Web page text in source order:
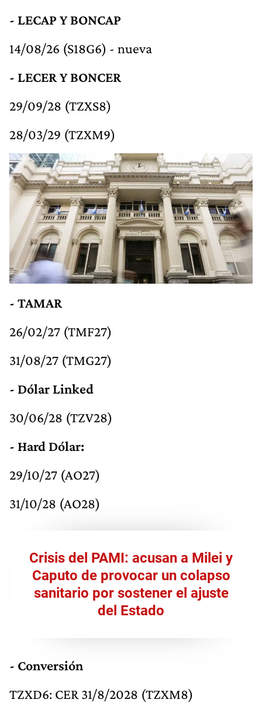
- LECAP Y BONCAP
14/08/26 (S18G6) - nueva
- LECER Y BONCER
29/09/28 (TZXS8)
28/03/29 (TZXM9)
- TAMAR
26/02/27 (TMF27)
31/08/27 (TMG27)
- Dólar Linked
30/06/28 (TZV28)
- Hard Dólar:
29/10/27 (AO27)
31/10/28 (AO28)
Crisis del PAMI: acusan a Milei y
Caputo de provocar un colapso
sanitario por sostener el ajuste
del Estado
- Conversión
TZXD6: CER 31/8/2028 (TZXM8)